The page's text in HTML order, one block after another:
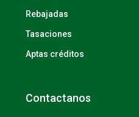
Rebajadas
Tasaciones
Aptas créditos
Contactanos